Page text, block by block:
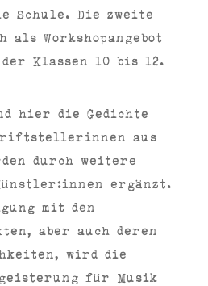
Schule. Die zweite
Workshopangebot
Klassen 10 bis 12.
hier die Gedichte
aus
durch weitere
ergänzt.
mit den
aber auch deren
wird die
für Musik